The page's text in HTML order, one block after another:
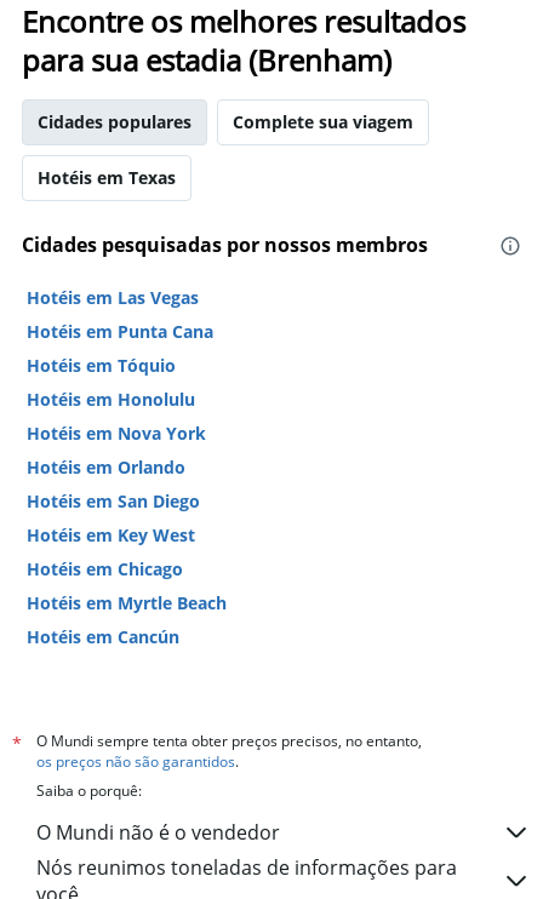
Encontre os melhores resultados
para sua estadia (Brenham)
Cidades populares Complete sua viagem
Hotéis em Texas
Cidades pesquisadas por nossos membros
Hotéis em Las Vegas
Hotéis em Punta Cana
Hotéis em Tóquio
Hotéis em Honolulu
Hotéis em Nova York
Hotéis em Orlando
Hotéis em San Diego
Hotéis em Key West
Hotéis em Chicago
Hotéis em Myrtle Beach
Hotéis em Cancún
*
O Mundi sempre tenta obter preços precisos, no entanto,
os preços não são garantidos.
Saiba o porquê:
O Mundi não é o vendedor
Nós reunimos toneladas de informações para